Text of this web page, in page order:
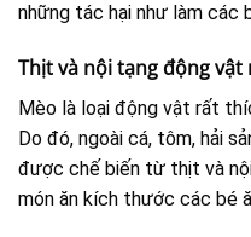
những tác hại như làm các
Thịt và nội tạng động vật
Mèo là loại động vật rất
Do đó, ngoài cá, tôm, hải
được chế biến từ thịt và
món ăn kích thước các bé